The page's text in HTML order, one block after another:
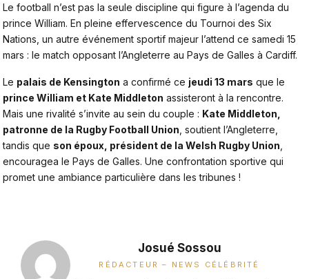
Le football n’est pas la seule discipline qui figure à l’agenda du
prince William. En pleine effervescence du Tournoi des Six
Nations, un autre événement sportif majeur l’attend ce samedi 15
mars : le match opposant l’Angleterre au Pays de Galles à Cardiff.
Le palais de Kensington a confirmé ce jeudi 13 mars que le
prince William et Kate Middleton assisteront à la rencontre.
Mais une rivalité s’invite au sein du couple : Kate Middleton,
patronne de la Rugby Football Union , soutient l’Angleterre,
tandis que son époux, président de la Welsh Rugby Union
encouragea le Pays de Galles. Une confrontation sportive qui
promet une ambiance particulière dans les tribunes !
Josué Sossou
RÉDACTEUR – NEWS CÉLÉBRITÉ